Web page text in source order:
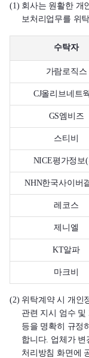
(1) 회사는 원활한 개
보처리업무를 위
수탁자
가람로직스
CJ올리브네트
GS엠비즈
스티비
NICE평가정보
NHN한국사이버
레코스
제니엘
KT알파
마크비
(2) 위탁계약 시 개인
관련 지시 엄수
등을 명확히 규정
합니다. 업체가 변
처리방침 화면에